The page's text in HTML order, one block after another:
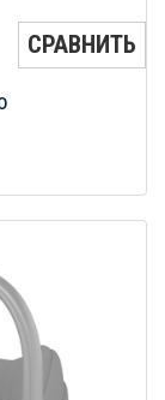
СРАВНИТЬ